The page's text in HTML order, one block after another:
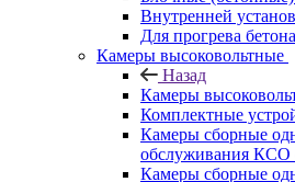
Внутренней
Для прогрева
Камеры высоковольтные
Назад
Камеры
Комплектные
Камеры сборные
обслуживания КСО
Камеры сборные